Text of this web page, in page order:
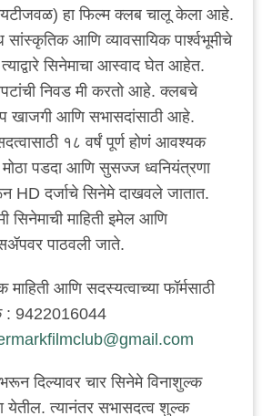
हा फिल्म क्लब चालू केला आहे.
सांस्कृतिक आणि व्यावसायिक पार्श्वभूमीचे
सिनेमाचा आस्वाद घेत आहेत.
निवड मी करतो आहे. क्लबचे
खाजगी आणि सभासदांसाठी आहे.
१८ वर्षं पूर्ण होणं आवश्यक
पडदा आणि सुसज्ज ध्वनियंत्रणा
HD दर्जाचे सिनेमे दाखवले जातात.
सिनेमाची माहिती इमेल आणि
पाठवली जाते.
माहिती आणि सदस्यत्वाच्या फॉर्मसाठी
: 9422016044
भरून दिल्यावर चार सिनेमे विनाशुल्क
येतील. त्यानंतर सभासदत्व शुल्क